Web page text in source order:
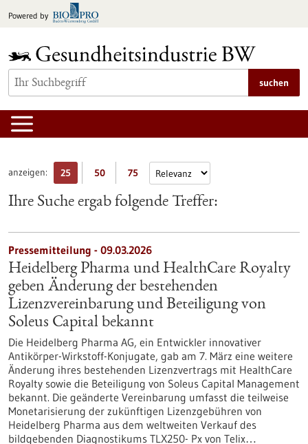
Inhalt
Powered by
suchen
anzeigen: 25 50 75
Ihre Suche ergab folgende Treffer:
Pressemitteilung - 09.03.2026
Heidelberg Pharma und HealthCare Royalty
geben Änderung der bestehenden
Lizenzvereinbarung und Beteiligung von
Soleus Capital bekannt
Die Heidelberg Pharma AG, ein Entwickler innovativer
Antikörper-Wirkstoff-Konjugate, gab am 7. März eine weitere
Änderung ihres bestehenden Lizenzvertrags mit HealthCare
Royalty sowie die Beteiligung von Soleus Capital Management
bekannt. Die geänderte Vereinbarung umfasst die teilweise
Monetarisierung der zukünftigen Lizenzgebühren von
Heidelberg Pharma aus dem weltweiten Verkauf des
bildgebenden Diagnostikums TLX250- Px von Telix…